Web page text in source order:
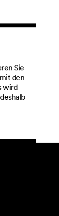
Sie
den
wird